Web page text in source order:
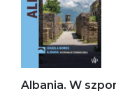
Albania. W